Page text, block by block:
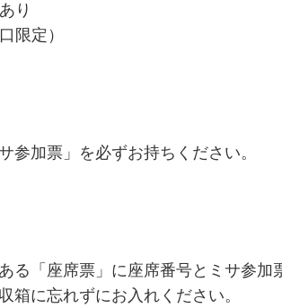
り
限定）
参加票」を必ずお持ちください。
る「座席票」に座席番号とミサ参加
箱に忘れずにお入れください。